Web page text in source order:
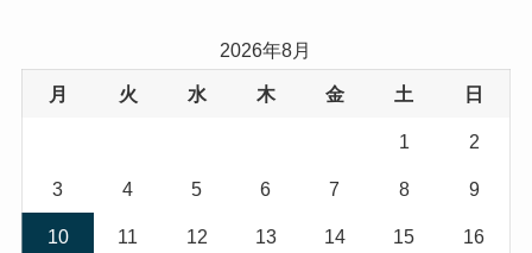
2026年8月
月 火 水 木 金 土 日
1 2
3 4 5 6 7 8 9
10 11 12 13 14 15 16